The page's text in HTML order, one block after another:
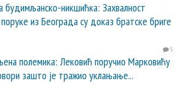
будимљанско-никшићка: Захвалност
из Београда су доказ братске бриге
5
полемика: Лековић поручио Марковићу
зашто је тражио уклањање...